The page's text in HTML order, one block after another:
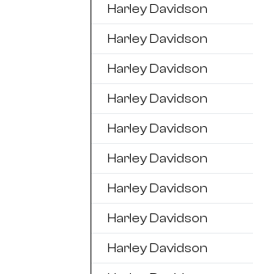
Harley Davidson
Harley Davidson
Harley Davidson
Harley Davidson
Harley Davidson
Harley Davidson
Harley Davidson
Harley Davidson
Harley Davidson